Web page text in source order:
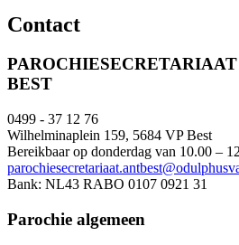
Contact
BEST
0499 - 37 12 76
Wilhelminaplein 159, 5684 VP Best
Bereikbaar op donderdag van 10.00 –
Bank: NL43 RABO 0107 0921 31
Parochie algemeen